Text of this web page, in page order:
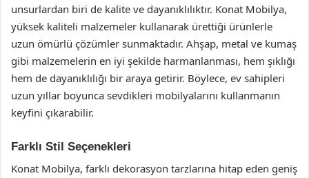
unsurlardan biri de kalite ve dayanıklılıktır. Konat Mobilya,
yüksek kaliteli malzemeler kullanarak ürettiği ürünlerle
uzun ömürlü çözümler sunmaktadır. Ahşap, metal ve kumaş
gibi malzemelerin en iyi şekilde harmanlanması, hem şıklığı
hem de dayanıklılığı bir araya getirir. Böylece, ev sahipleri
uzun yıllar boyunca sevdikleri mobilyalarını kullanmanın
keyfini çıkarabilir.
Farklı Stil Seçenekleri
Konat Mobilya, farklı dekorasyon tarzlarına hitap eden geniş